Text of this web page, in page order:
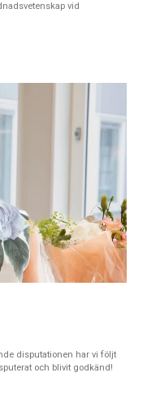
vid
disputationen har vi följt
och blivit godkänd!